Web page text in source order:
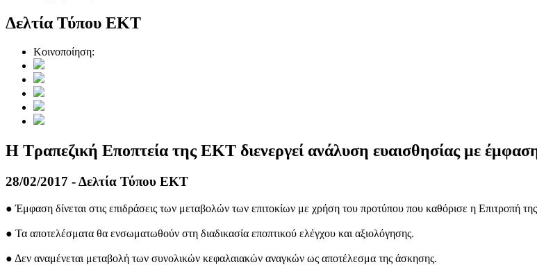
Δελτία Τύπου ΕΚΤ
Κοινοποίηση:
Η Τραπεζική Εποπτεία της ΕΚΤ διενεργεί ανάλυση ευαισθησίας με
28/02/2017 - Δελτία Τύπου ΕΚΤ
● Έμφαση δίνεται στις επιδράσεις των μεταβολών των επιτοκίων με χρήση του προτύπου που καθόρισε η Επιτροπή
● Τα αποτελέσματα θα ενσωματωθούν στη διαδικασία εποπτικού ελέγχου και αξιολόγησης.
● Δεν αναμένεται μεταβολή των συνολικών κεφαλαιακών αναγκών ως αποτέλεσμα της άσκησης.